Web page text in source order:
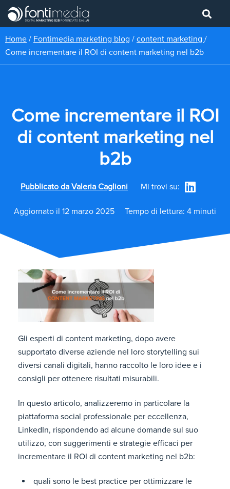
Home / Fontimedia marketing blog / content marketing /
Come incrementare il ROI di content marketing nel b2b
Come incrementare il ROI
di content marketing nel
b2b
Pubblicato da Valeria Caglioni Mi trovi su:
Aggiornato il 12 marzo 2025 Tempo di lettura: 4 minuti
Gli esperti di content marketing, dopo avere
supportato diverse aziende nel loro storytelling sui
diversi canali digitali, hanno raccolto le loro idee e i
consigli per ottenere risultati misurabili.
In questo articolo, analizzeremo in particolare la
piattaforma social professionale per eccellenza,
LinkedIn, rispondendo ad alcune domande sul suo
utilizzo, con suggerimenti e strategie efficaci per
incrementare il ROI di content marketing nel b2b:
quali sono le best practice per ottimizzare le